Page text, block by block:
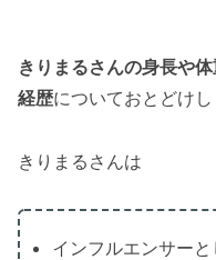
きりまるさんの身長や
経歴についておとどけし
きりまるさんは
インフルエンサー